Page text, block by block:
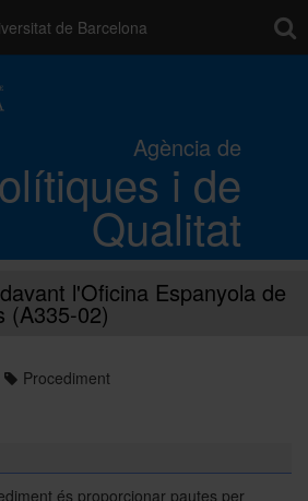
de Barcelona
Agència de
i de
Qualitat
de qualitat UB
i projectes
Catàleg de serveis
L'Agència
l'Oficina Espanyola de
(A335-02)
Procediment
és proporcionar pautes per